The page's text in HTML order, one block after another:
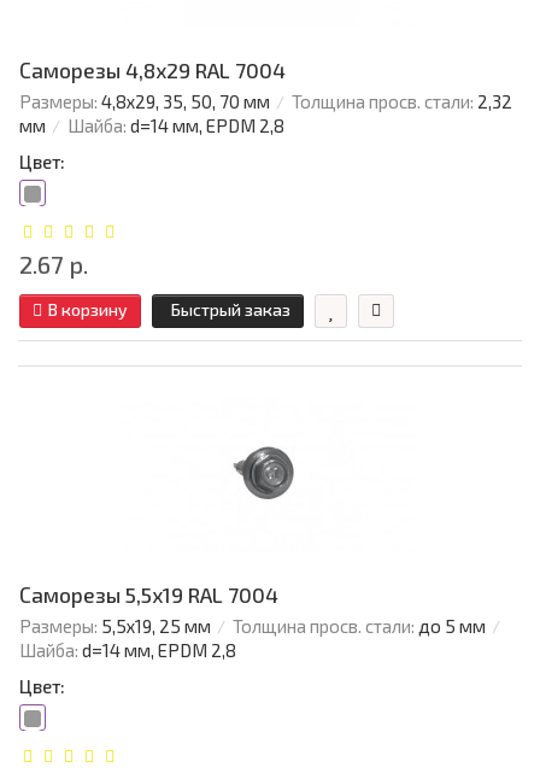
Саморезы 4,8х29 RAL 7004
Размеры: 4,8х29, 35, 50, 70 мм Толщина просв. стали: 2,32
мм
Шайба: d=14 мм, EPDM 2,8
Цвет:
2.67 р.
В корзину Быстрый заказ
Саморезы 5,5х19 RAL 7004
Размеры: 5,5х19, 25 мм Толщина просв. стали: до 5 мм
Шайба: d=14 мм, EPDM 2,8
Цвет: